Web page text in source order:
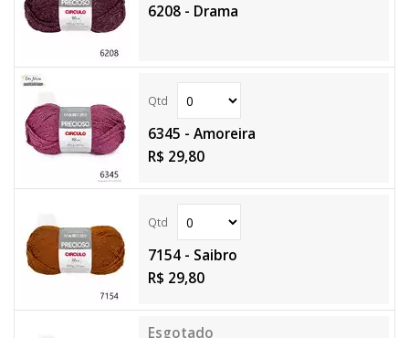
6208 - Drama
6345 - Amoreira
R$ 29,80
7154 - Saibro
R$ 29,80